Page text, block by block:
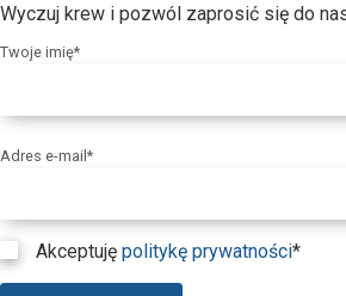
Wyczuj krew i pozwól zaprosić się do
Twoje imię*
Adres e-mail*
Akceptuję politykę prywatności*